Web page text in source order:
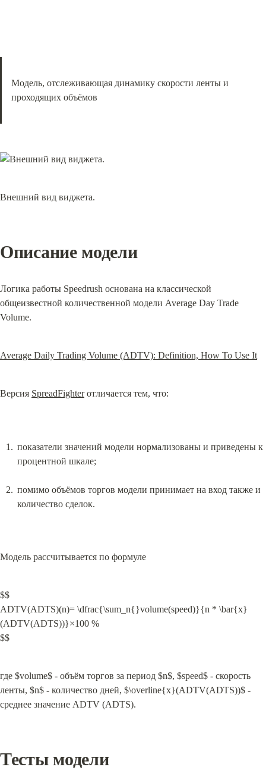
Модель, отслеживающая динамику скорости ленты и
проходящих объёмов
Внешний вид виджета.
Описание модели
Логика работы Speedrush основана на классической
общеизвестной количественной модели Average Day Trade
Volume.
Average Daily Trading Volume (ADTV): Definition, How To Use It
Версия SpreadFighter отличается тем, что:
показатели значений модели нормализованы и приведены к
процентной шкале;
помимо объёмов торгов модели принимает на вход также и
количество сделок.
Модель рассчитывается по формуле
$$
ADTV(ADTS)(n)= \dfrac{\sum_n{}volume(speed)}{n * \bar{x}
(ADTV(ADTS))}×100 %
$$
где $volume$ - объём торгов за период $n$, $speed$ - скорость
ленты, $n$ - количество дней, $\overline{x}(ADTV(ADTS))$ -
среднее значение ADTV (ADTS).
Тесты модели